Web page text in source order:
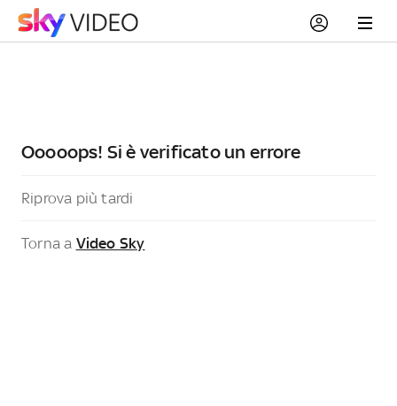
Ooooops! Si è verificato un errore
Riprova più tardi
Torna a Video Sky